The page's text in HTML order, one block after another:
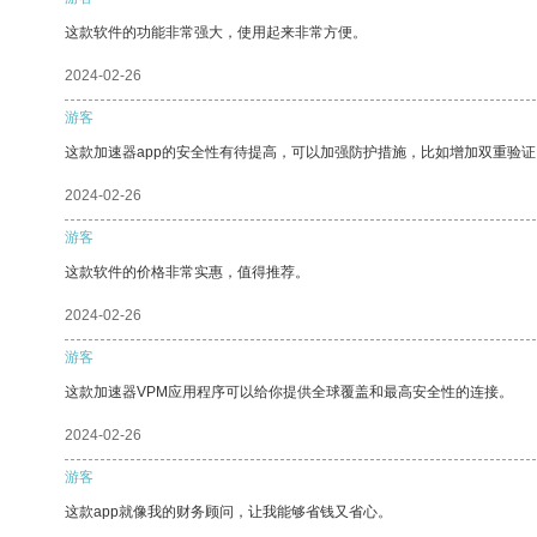
这款软件的功能非常强大，使用起来非常方便。
2024-02-26
游客
这款加速器app的安全性有待提高，可以加强防护措施，比如增加双重验
2024-02-26
游客
这款软件的价格非常实惠，值得推荐。
2024-02-26
游客
这款加速器VPM应用程序可以给你提供全球覆盖和最高安全性的连接。
2024-02-26
游客
这款app就像我的财务顾问，让我能够省钱又省心。